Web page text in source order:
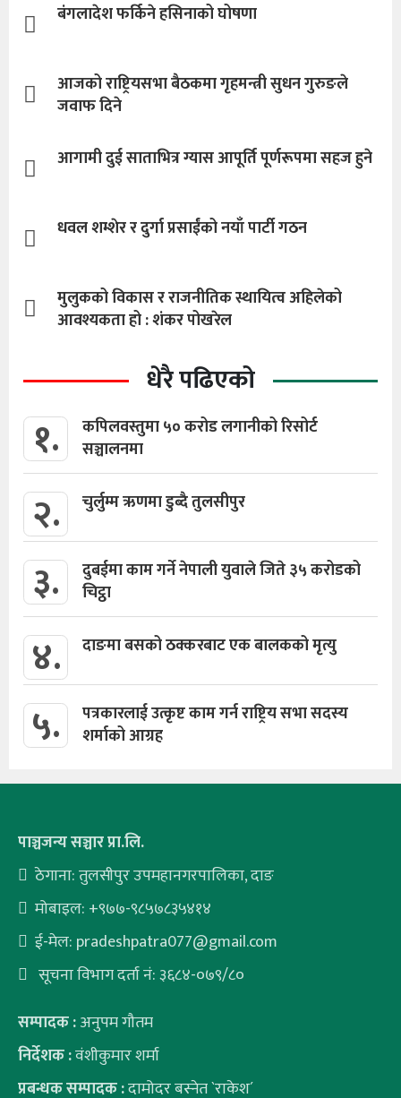
बंगलादेश फर्किने हसिनाको घोषणा
आजको राष्ट्रियसभा बैठकमा गृहमन्त्री सुधन गुरुङले
जवाफ दिने
आगामी दुई साताभित्र ग्यास आपूर्ति पूर्णरूपमा सहज हुने
धवल शम्शेर र दुर्गा प्रसाईंको नयाँ पार्टी गठन
मुलुकको विकास र राजनीतिक स्थायित्व अहिलेको
आवश्यकता हो : शंकर पोखरेल
धेरै पढिएको
१.
कपिलवस्तुमा ५० करोड लगानीको रिसोर्ट
सञ्चालनमा
२. चुर्लुम्म ऋणमा डुब्दै तुलसीपुर
३.
दुबईमा काम गर्ने नेपाली युवाले जिते ३५ करोडको
चिट्ठा
४. दाङमा बसको ठक्करबाट एक बालकको मृत्यु
५.
पत्रकारलाई उत्कृष्ट काम गर्न राष्ट्रिय सभा सदस्य
शर्माको आग्रह
पाञ्चजन्य सञ्चार प्रा.लि.
ठेगाना: तुलसीपुर उपमहानगरपालिका, दाङ
मोबाइल: +९७७-९८५७८३५४१४
ई-मेल: pradeshpatra077@gmail.com
सूचना विभाग दर्ता नं: ३६८४-०७९/८०
सम्पादक :अनुपम गौतम
निर्देशक :वंशीकुमार शर्मा
प्रबन्धक सम्पादक :दामोदर बस्नेत `राकेश´